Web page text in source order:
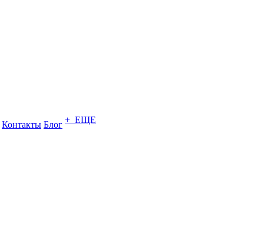
Контакты Блог + ЕЩЕ